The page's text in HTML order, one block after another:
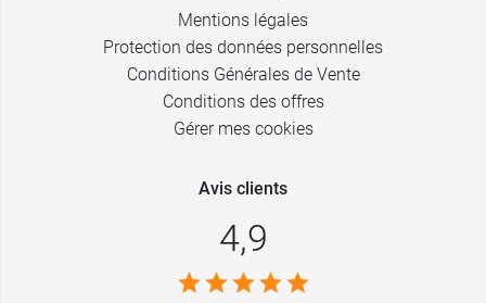
Mentions légales
Protection des données personnelles
Conditions Générales de Vente
Conditions des offres
Gérer mes cookies
Avis clients
4,9